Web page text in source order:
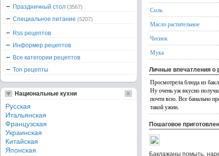
Соль
Масло растительное
Чеснок
Мука
Личные впечатления о
Просмотрела блюда из
Ну очень уж вкусно
почти всю. Все банально
такой ужин.
Пошаговое
Баклажаны помыть,
Праздничный стол (3567)
Специальное питание (5207)
Rss рецептов
Информер рецептов
Все категории рецептов
Топ рецепты
Национальные кухни
Русская
Итальянская
Французская
Украинская
Китайская
Японская